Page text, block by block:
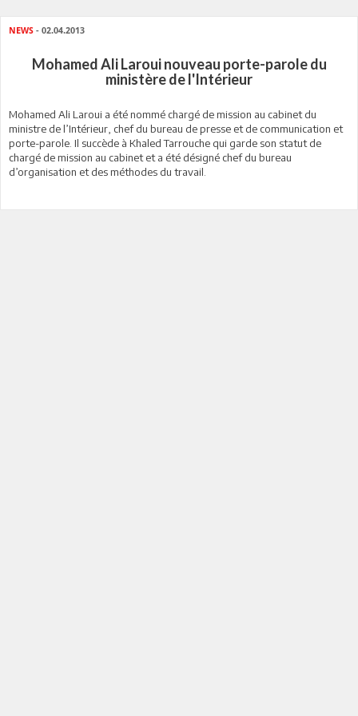
NEWS - 02.04.2013
Mohamed Ali Laroui nouveau porte-parole du
ministère de l'Intérieur
Mohamed Ali Laroui a été nommé chargé de mission au cabinet du
ministre de l’Intérieur, chef du bureau de presse et de communication et
porte-parole. Il succède à Khaled Tarrouche qui garde son statut de
chargé de mission au cabinet et a été désigné chef du bureau
d’organisation et des méthodes du travail.